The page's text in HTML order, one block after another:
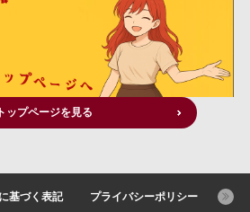
トップページを見る
基づく表記 プライバシーポリシー